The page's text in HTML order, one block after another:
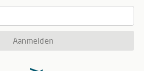
Aanmelden